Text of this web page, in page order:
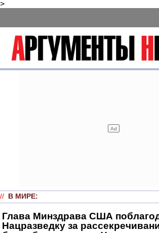
>
// В МИРЕ:
Глава Минздрава США
Нацразведку за